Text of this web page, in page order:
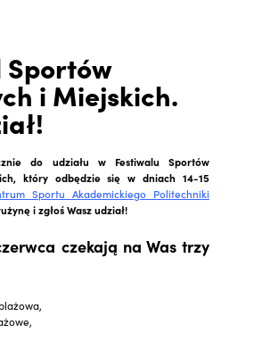
Sportów
i Miejskich.
do udziału w Festiwalu Sportów
który odbędzie się w dniach 14-15
Sportu Akademickiego Politechniki
i zgłoś Wasz udział!
czekają na Was trzy